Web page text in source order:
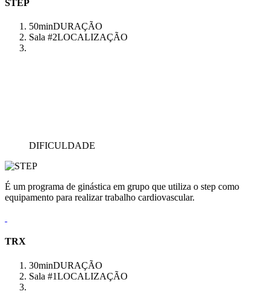
STEP
50minDURAÇÃO
Sala #2LOCALIZAÇÃO
DIFICULDADE
É um programa de ginástica em grupo que utiliza o step como
equipamento para realizar trabalho cardiovascular.
TRX
30minDURAÇÃO
Sala #1LOCALIZAÇÃO